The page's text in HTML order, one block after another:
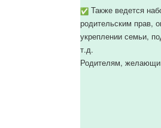
Также ведется
родительским прав,
укреплении семьи,
т.д.
Родителям,